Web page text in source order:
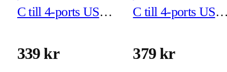
C till 4-ports USB-
(JCH341EW)
339 kr
C till 4-ports
(JCH345EC)
379 kr